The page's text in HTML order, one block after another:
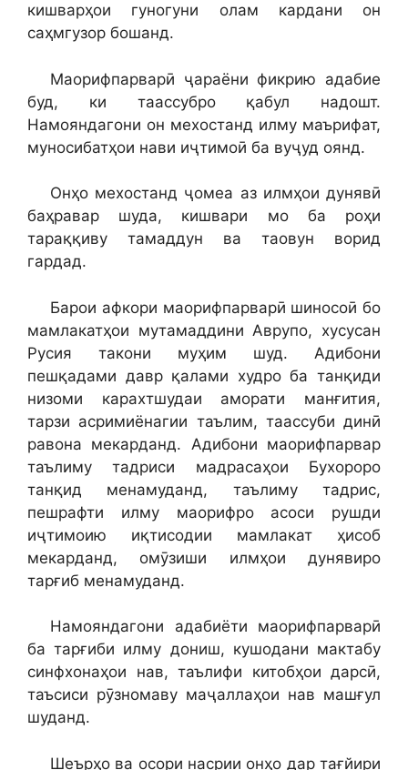
кишварҳои гуногуни олам кардани он
саҳмгузор бошанд.
Маорифпарварӣ ҷараёни фикрию адабие
буд, ки таассубро қабул надошт.
Намояндагони он мехостанд илму маърифат,
муносибатҳои нави иҷтимоӣ ба вуҷуд оянд.
Онҳо мехостанд ҷомеа аз илмҳои дунявӣ
баҳравар шуда, кишвари мо ба роҳи
тараққиву тамаддун ва таовун ворид
гардад.
Барои афкори маорифпарварӣ шиносоӣ бо
мамлакатҳои мутамаддини Аврупо, хусусан
Русия такони муҳим шуд. Адибони
пешқадами давр қалами худро ба танқиди
низоми карахтшудаи аморати манғития,
тарзи асримиёнагии таълим, таассуби динӣ
равона мекарданд. Адибони маорифпарвар
таълиму тадриси мадрасаҳои Бухороро
танқид менамуданд, таълиму тадрис,
пешрафти илму маорифро асоси рушди
иҷтимоию иқтисодии мамлакат ҳисоб
мекарданд, омӯзиши илмҳои дунявиро
тарғиб менамуданд.
Намояндагони адабиёти маорифпарварӣ
ба тарғиби илму дониш, кушодани мактабу
синфхонаҳои нав, таълифи китобҳои дарсӣ,
таъсиси рӯзномаву маҷаллаҳои нав машғул
шуданд.
Шеърҳо ва осори насрии онҳо дар тағйири